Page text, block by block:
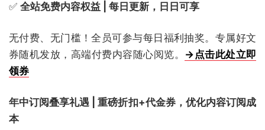
✅ 全站免费内容权益 | 每日更新，日日可享
无付费、无门槛！全员可参与每日福利抽奖。专属好文
券随机发放，高端付费内容随心阅览。 →点击此处立即
领券
年中订阅叠享礼遇 | 重磅折扣+代金券，优化内容订阅成
本